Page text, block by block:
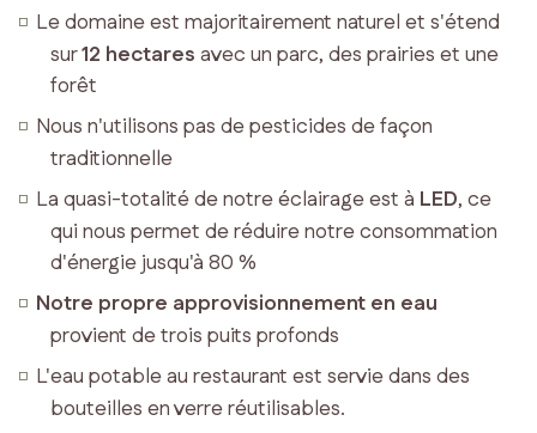
Suite
25
avec
terrasse
Suite
n.
14-
Chambre
sous
pente
Chambres
Le domaine est majoritairement naturel et s'étend
sur12 hectares avec un parc, des prairies et une
forêt
Nous n'utilisons pas de pesticides de façon
traditionnelle
La quasi-totalité de notre éclairage est à LED, ce
qui nous permet de réduire notre consommation
d'énergie jusqu'à 80 %
Notre propre approvisionnement en eau
provient de trois puits profonds
L'eau potable au restaurant est servie dans des
bouteilles en verre réutilisables.